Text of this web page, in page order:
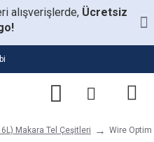
alışverişlerde, Ücretsiz
Makara Tel Çeşitleri Wire Optim